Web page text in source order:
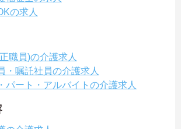
の求人
職員)の介護求人
・嘱託社員の介護求人
パート・アルバイトの介護求人